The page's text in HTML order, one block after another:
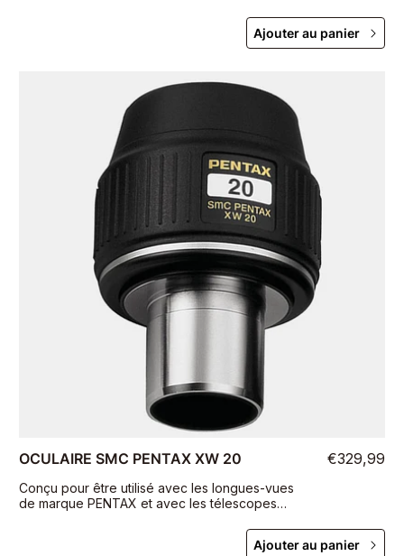
Ajouter au panier
OCULAIRE SMC PENTAX XW 20
Conçu pour être utilisé avec les longues-vues
de marque PENTAX et avec les télescopes
€329,99
Ajouter au panier